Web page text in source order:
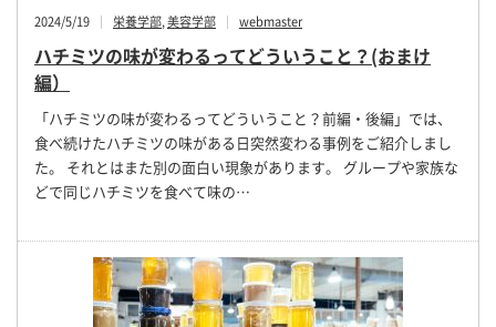
2024/5/19 栄養学部,美容学部 webmaster
ハチミツの味が変わるってどういうこと？(おまけ
編）
「ハチミツの味が変わるってどういうこと？前編・後編」では、
食べ続けたハチミツの味がある日突然変わる事例をご紹介しまし
た。 それとはまた別の面白い現象があります。 グループや家族な
どで同じハチミツを食べて味の…